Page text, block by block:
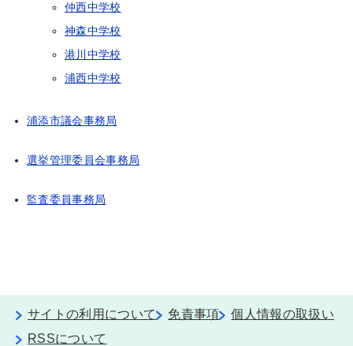
仲西中学校
神森中学校
港川中学校
浦西中学校
浦添市議会事務局
選挙管理委員会事務局
監査委員事務局
サイトの利用について 免責事項
個人情報の取扱い
RSSについて